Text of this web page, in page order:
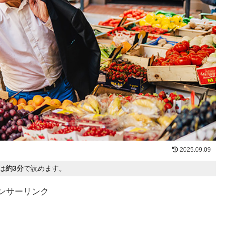
2025.09.09
約3分で読めます。
サーリンク